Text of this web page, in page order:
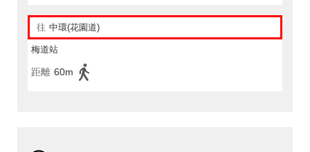
往 中環(花園道)
梅道站
距離 60m